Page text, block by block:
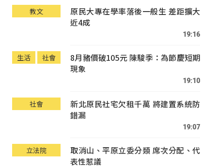
教文
原民大專在學率落後一般生 差距擴大
近4成
19:16
生活 社會
8月豬價破105元 陳駿季：為節慶短期
現象
19:10
社會
新北原民社宅欠租千萬 將建置系統防
錯漏
19:07
立法院
取消山、平原立委分類 席次分配、代
表性惹議